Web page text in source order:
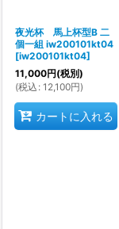
夜光杯 馬上杯型B 二
個一組 iw200101kt04
[iw200101kt04]
11,000円(税別)
(税込 : 12,100円)
カートに入れる